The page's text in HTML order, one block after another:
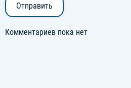
Отправить
Комментариев пока нет